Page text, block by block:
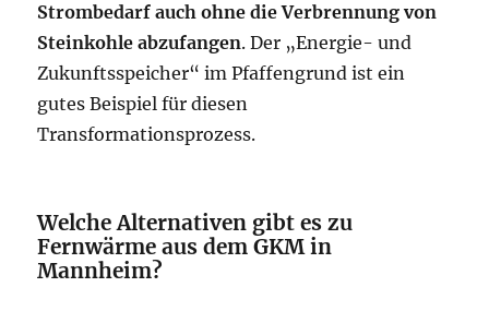
Strombedarf auch ohne die Verbrennung von
Steinkohle abzufangen. Der „Energie- und
Zukunftsspeicher“ im Pfaffengrund ist ein
gutes Beispiel für diesen
Transformationsprozess.
Welche Alternativen gibt es zu
Fernwärme aus dem GKM in
Mannheim?